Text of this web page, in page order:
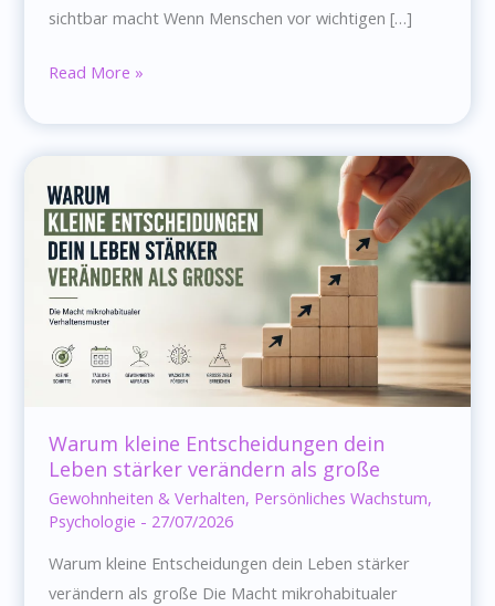
sichtbar macht Wenn Menschen vor wichtigen […]
Warum
besten
oft
bereits
in
deinem
Kopf
existieren
Read More »
Warum kleine Entscheidungen dein
Leben stärker verändern als große
Gewohnheiten & Verhalten, Persönliches Wachstum,
Psychologie - 27/07/2026
Warum kleine Entscheidungen dein Leben stärker
verändern als große Die Macht mikrohabitualer